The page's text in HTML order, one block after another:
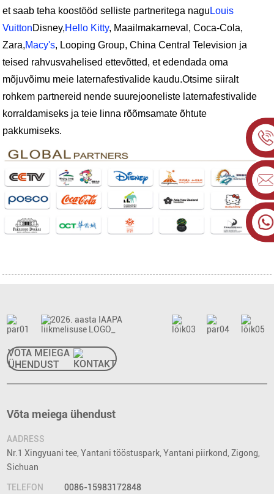
et saab teha koostööd selliste partneritega nagu Louis
VuittonDisney,Hello Kitty, Maailmakarneval, Coca-Cola,
Zara,Macy's, Looping Group, China Central Television ja
teised rahvusvahelised ettevõtted, et edendada oma
mõjuvõimu meie laternafestivalide kaudu.Otsime siiralt
rohkem partnereid nende suurejooneliste laternafestivalide
korraldamiseks ja teie linna rõõmsamate õhtute
pakkumiseks.
VÕTA MEIEGA
ÜHENDUST
Võta meiega ühendust
AADRESS
Nr.1 Xingyuani tee, Yantani tööstuspark, Yantani piirkond, Zigong,
Sichuan
TELEFON
0086-15983172848